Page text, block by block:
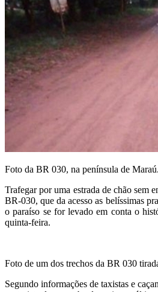
Foto da BR 030, na península de Maraú.
Trafegar por uma estrada de chão sem
BR-030, que da acesso as belíssimas
o paraíso se for levado em conta o
quinta-feira.
Foto de um dos trechos da BR 030
Segundo informações de taxistas e